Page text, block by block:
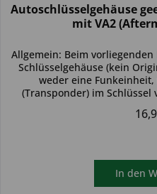
Autoschlüsselgehäuse
mit VA2
Allgemein: Beim
Schlüsselgehäuse (kein
weder eine
(Transponder) im
In den